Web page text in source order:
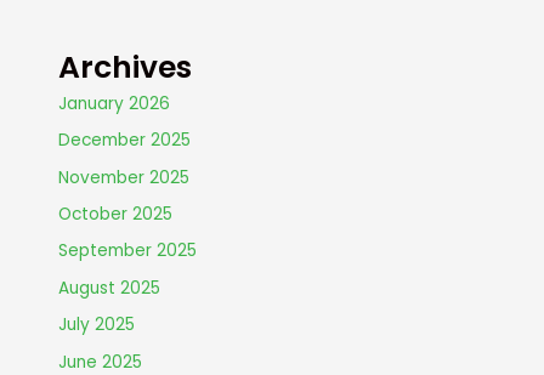
Archives
January 2026
December 2025
November 2025
October 2025
September 2025
August 2025
July 2025
June 2025